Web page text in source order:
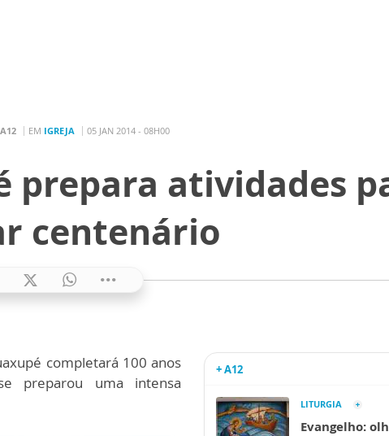
EM IGREJA 05 JAN 2014 - 08H00
prepara atividades
centenário
completará 100 anos
preparou uma intensa
+ A12
LITURGIA
Evangelho: